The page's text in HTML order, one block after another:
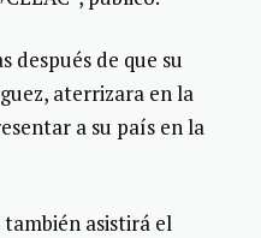
después de que su
aterrizara en la
a su país en la
asistirá el